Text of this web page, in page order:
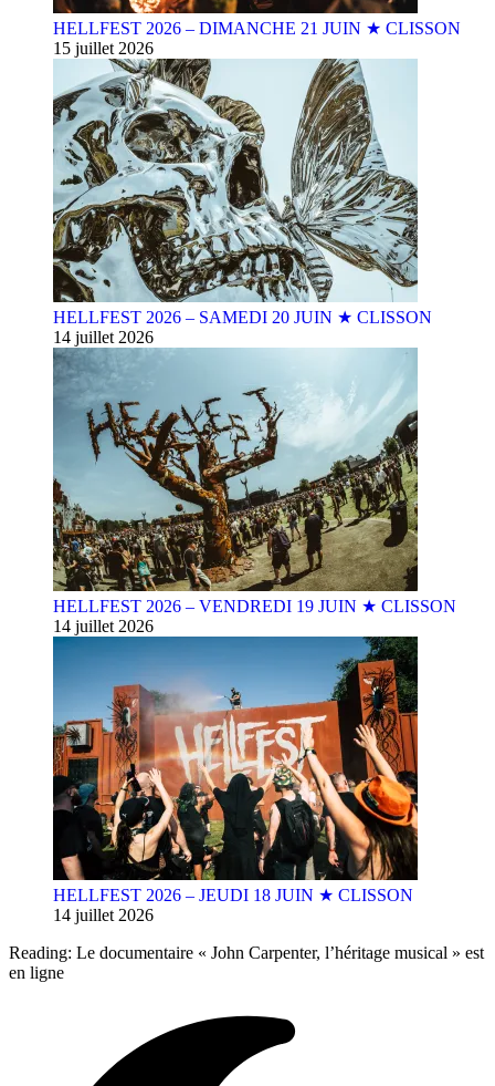
HELLFEST 2026 – DIMANCHE 21 JUIN ★ CLISSON
15 juillet 2026
HELLFEST 2026 – SAMEDI 20 JUIN ★ CLISSON
14 juillet 2026
HELLFEST 2026 – VENDREDI 19 JUIN ★ CLISSON
14 juillet 2026
HELLFEST 2026 – JEUDI 18 JUIN ★ CLISSON
14 juillet 2026
Reading: Le documentaire « John Carpenter, l’héritage musical » est
en ligne